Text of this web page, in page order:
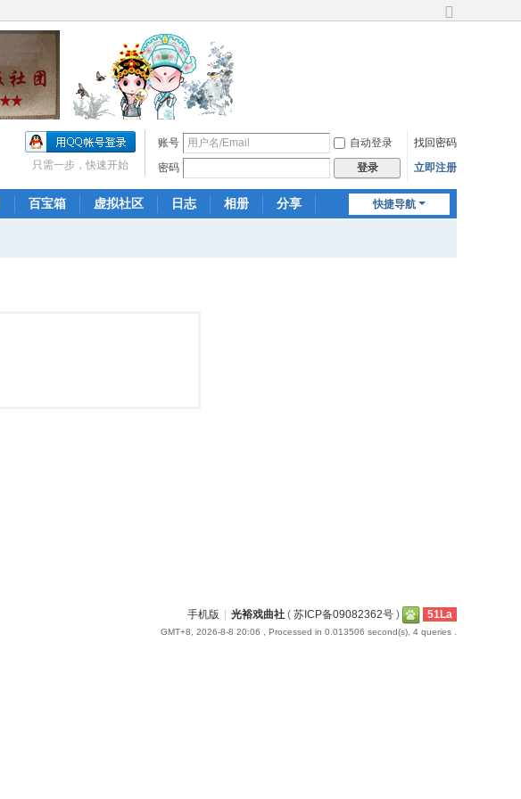
账号 自动登录
找回密码
密码
登录 立即注册
只需一步，快速开始
快捷导航
百宝箱 虚拟社区 日志 相册
分享
手机版 光裕戏曲社 ( 苏ICP备09082362号 ) 51La
GMT+8, 2026-8-8 20:06 , Processed in 0.013506 second(s), 4 queries .